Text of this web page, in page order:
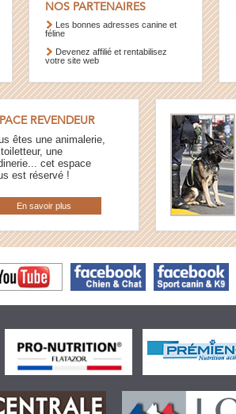
NOS PARTENAIRES
Les bonnes adresses canine et
féline
Devenez affilié et rentabilisez
votre site web
REVENDEUR
êtes une animalerie,
une
cet espace
est réservé !
En savoir plus